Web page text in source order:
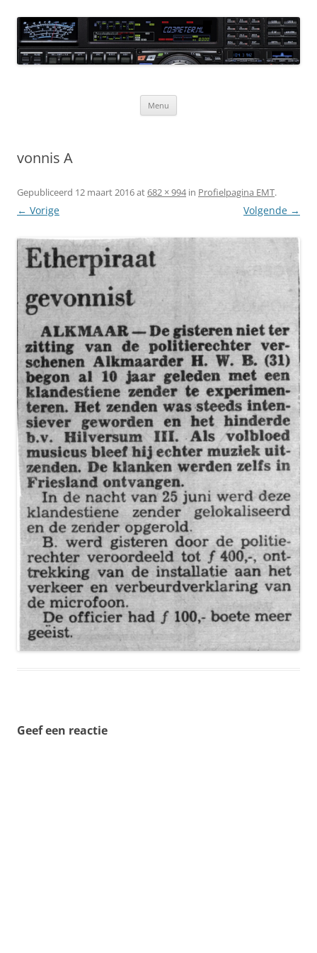
naar
de
inhoud CQ3meter
Website door en voor radio-amateurs
Menu
vonnis A
Gepubliceerd 12 maart 2016at682 × 994in Profielpagina EMT.
← Vorige Volgende →
Geef een reactie